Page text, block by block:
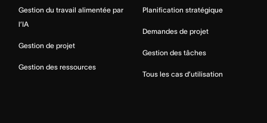
Gestion du travail alimentée par
l’IA
Gestion de projet
Gestion des ressources
Planification stratégique
Demandes de projet
Gestion des tâches
Tous les cas d’utilisation